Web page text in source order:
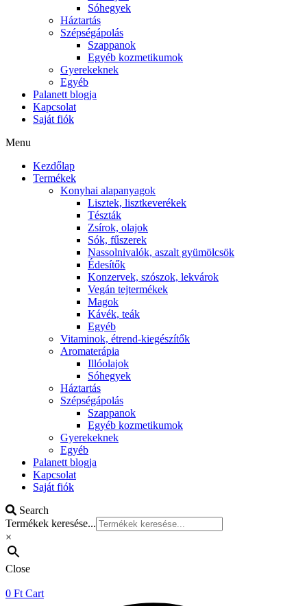
Sóhegyek
Háztartás
Szépségápolás
Szappanok
Egyéb kozmetikumok
Gyerekeknek
Egyéb
Palanett blogja
Kapcsolat
Saját fiók
Menu
Kezdőlap
Termékek
Konyhai alapanyagok
Lisztek, lisztkeverékek
Tészták
Zsírok, olajok
Sók, fűszerek
Nassolnivalók, aszalt gyümölcsök
Édesítők
Konzervek, szószok, lekvárok
Vegán tejtermékek
Magok
Kávék, teák
Egyéb
Vitaminok, étrend-kiegészítők
Aromaterápia
Illóolajok
Sóhegyek
Háztartás
Szépségápolás
Szappanok
Egyéb kozmetikumok
Gyerekeknek
Egyéb
Palanett blogja
Kapcsolat
Saját fiók
Search
Termékek keresése...
×
Close
0 Ft Cart